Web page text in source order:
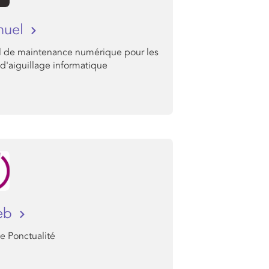
de maintenance numérique pour les
informatique
Ponctualité